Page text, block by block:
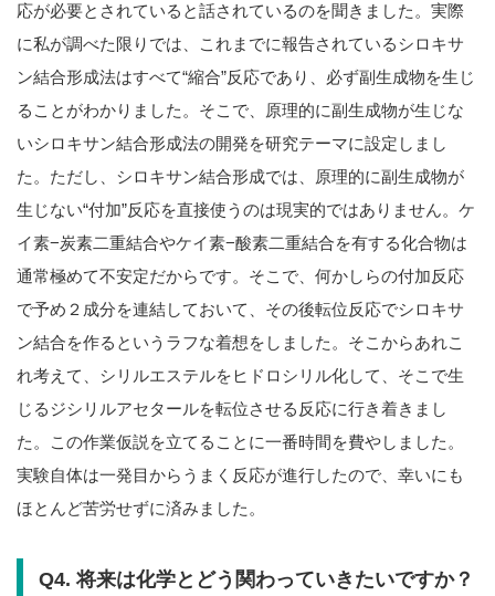
応が必要とされていると話されているのを聞きました。実際
に私が調べた限りでは、これまでに報告されているシロキサ
ン結合形成法はすべて“縮合”反応であり、必ず副生成物を生じ
ることがわかりました。そこで、原理的に副生成物が生じな
いシロキサン結合形成法の開発を研究テーマに設定しまし
た。ただし、シロキサン結合形成では、原理的に副生成物が
生じない“付加”反応を直接使うのは現実的ではありません。ケ
イ素−炭素二重結合やケイ素−酸素二重結合を有する化合物は
通常極めて不安定だからです。そこで、何かしらの付加反応
で予め２成分を連結しておいて、その後転位反応でシロキサ
ン結合を作るというラフな着想をしました。そこからあれこ
れ考えて、シリルエステルをヒドロシリル化して、そこで生
じるジシリルアセタールを転位させる反応に行き着きまし
た。この作業仮説を立てることに一番時間を費やしました。
実験自体は一発目からうまく反応が進行したので、幸いにも
ほとんど苦労せずに済みました。
Q4. 将来は化学とどう関わっていきたいですか？